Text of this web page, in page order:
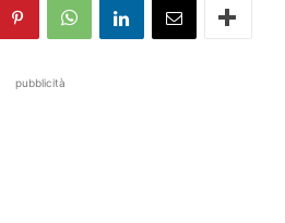
pubblicità